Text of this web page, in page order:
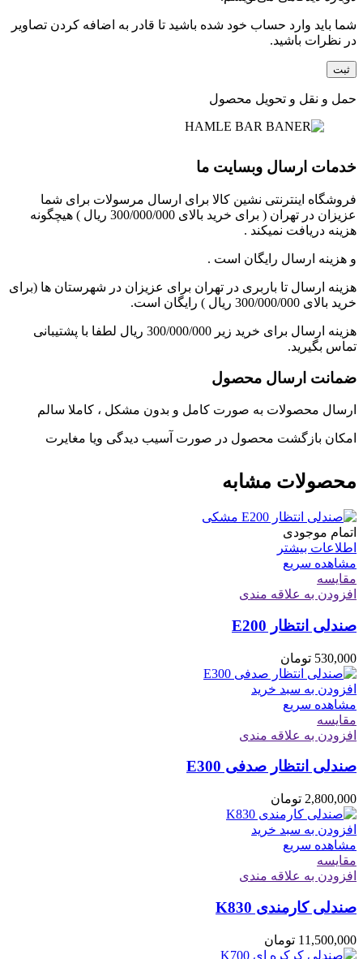
شما باید وارد حساب خود شده باشید تا قادر به اضافه کردن تصاویر
در نظرات باشید.
حمل و نقل و تحویل محصول
خدمات ارسال وبسایت ما
فروشگاه اینترنتی نشین کالا برای ارسال مرسولات برای شما
عزیزان در تهران ( برای خرید بالای 300/000/000 ریال ) هیچگونه
هزینه دریافت نمیکند .
و هزینه ارسال رایگان است .
هزینه ارسال تا باربری در تهران برای عزیزان در شهرستان ها (برای
خرید بالای 300/000/000 ریال ) رایگان است.
هزینه ارسال برای خرید زیر 300/000/000 ریال لطفا با پشتیبانی
تماس بگیرید.
ضمانت ارسال محصول
ارسال محصولات به صورت کامل و بدون مشکل ، کاملا سالم
امکان بازگشت محصول در صورت آسیب دیدگی ویا مغایرت
محصولات مشابه
اتمام موجودی
اطلاعات بیشتر
مشاهده سریع
مقایسه
افزودن به علاقه مندی
صندلی انتظار E200
530,000 تومان
افزودن به سبد خرید
مشاهده سریع
مقایسه
افزودن به علاقه مندی
صندلی انتظار صدفی E300
2,800,000 تومان
افزودن به سبد خرید
مشاهده سریع
مقایسه
افزودن به علاقه مندی
صندلی کارمندی K830
11,500,000 تومان